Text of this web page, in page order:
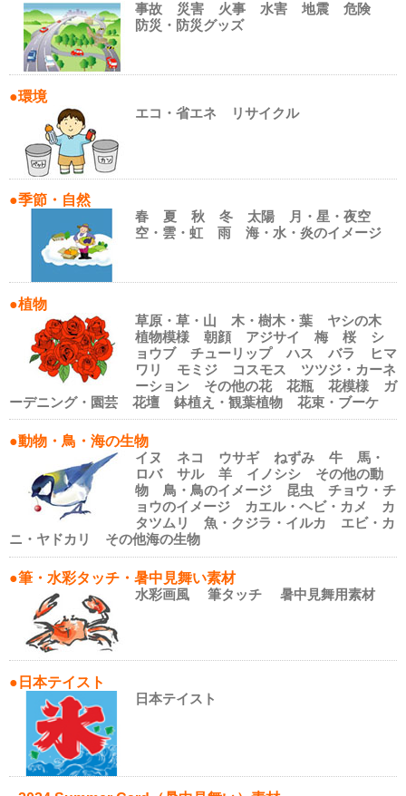
事故
災害 火事 水害 地震
危険
防災・防災グッズ
●環境
エコ・省エネ
リサイクル
●季節・自然
春
夏 秋 冬 太陽
月・星・夜空
空・雲・虹
雨 海・水・炎のイメージ
●植物
草原・草・山 木・樹木・葉 ヤシの木
植物模様 朝顔 アジサイ 梅 桜 シ
ョウブ チューリップハス バラ
ヒマ
ワリ モミジ コスモス ツツジ・カーネ
ーション その他の花 花瓶 花模様
ガ
ーデニング・園芸 花壇 鉢植え・観葉植物 花束・ブーケ
●動物・鳥・海の生物
イヌ ネコ ウサギ ねずみ 牛 馬・
ロバ サル 羊 イノシシ その他の動
物 鳥・鳥のイメージ 昆虫 チョウ・チ
ョウのイメージ
カエル・ヘビ・カメ
カ
タツムリ 魚・クジラ・イルカ エビ・カ
ニ・ヤドカリ その他海の生物
●筆・水彩タッチ・暑中見舞い素材
水彩画風 筆タッチ 暑中見舞用素材
●日本テイスト
日本テイスト